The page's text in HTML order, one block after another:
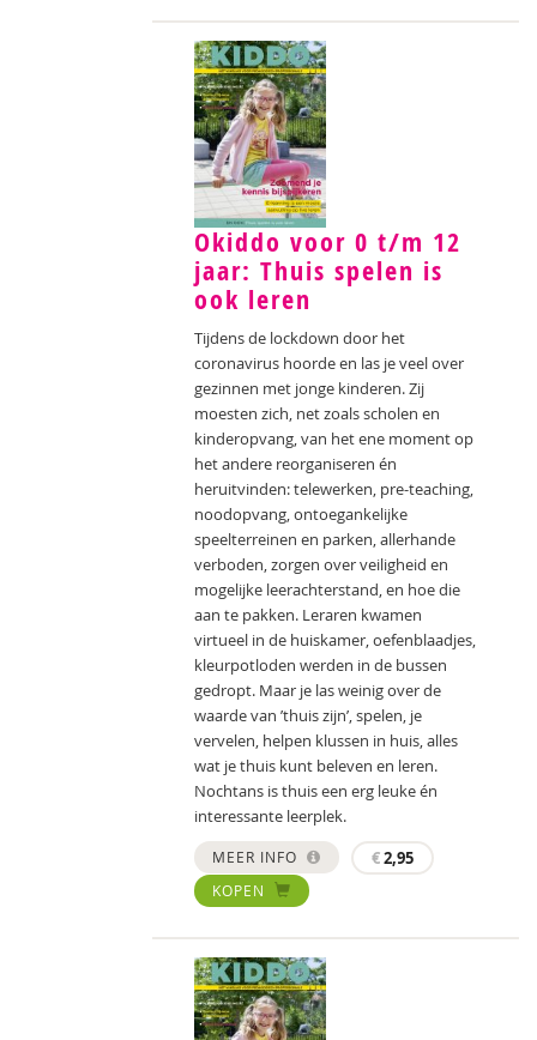
Okiddo voor 0 t/m 12
jaar: Thuis spelen is
ook leren
Tijdens de lockdown door het
coronavirus hoorde en las je veel over
gezinnen met jonge kinderen. Zij
moesten zich, net zoals scholen en
kinderopvang, van het ene moment op
het andere reorganiseren én
heruitvinden: telewerken, pre-teaching,
noodopvang, ontoegankelijke
speelterreinen en parken, allerhande
verboden, zorgen over veiligheid en
mogelijke leerachterstand, en hoe die
aan te pakken. Leraren kwamen
virtueel in de huiskamer, oefenblaadjes,
kleurpotloden werden in de bussen
gedropt. Maar je las weinig over de
waarde van ’thuis zijn’, spelen, je
vervelen, helpen klussen in huis, alles
wat je thuis kunt beleven en leren.
Nochtans is thuis een erg leuke én
interessante leerplek.
MEER INFO €2,95
KOPEN